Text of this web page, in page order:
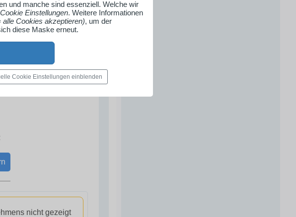
nicht gezeigt
und manche sind essenziell. Welche wir
Einstellungen. Weitere Informationen
alle Cookies akzeptieren), um der
diese Maske erneut.
Cookie Einstellungen einblenden